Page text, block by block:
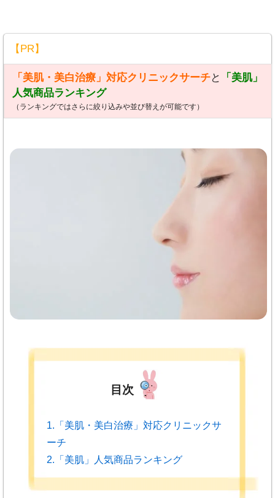
【PR】
「美肌・美白治療」対応クリニックサーチと
「美肌」
人気商品ランキング
（ランキングではさらに絞り込みや並び替えが可能です）
目次
1.「美肌・美白治療」対応クリニックサ
ーチ
2.「美肌」人気商品ランキング